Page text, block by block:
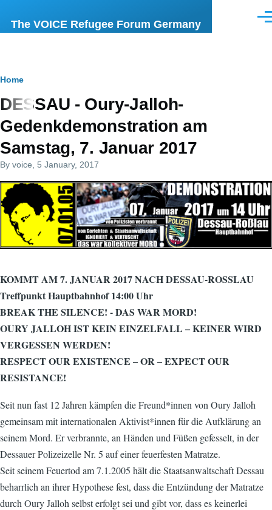
The VOICE Refugee Forum Germany
Breadcrumb
Home
DESSAU - Oury-Jalloh-
Gedenkdemonstration am
Samstag, 7. Januar 2017
By voice , 5 January, 2017
KOMMT AM 7. JANUAR 2017 NACH DESSAU-ROSSLAU
Treffpunkt Hauptbahnhof 14:00 Uhr
BREAK THE SILENCE! - DAS WAR MORD!
OURY JALLOH IST KEIN EINZELFALL – KEINER WIRD
VERGESSEN WERDEN!
RESPECT OUR EXISTENCE – OR – EXPECT OUR
RESISTANCE!
Seit nun fast 12 Jahren kämpfen die Freund*innen von Oury Jalloh
gemeinsam mit internationalen Aktivist*innen für die Aufklärung an
seinem Mord. Er verbrannte, an Händen und Füßen gefesselt, in der
Dessauer Polizeizelle Nr. 5 auf einer feuerfesten Matratze.
Seit seinem Feuertod am 7.1.2005 hält die Staatsanwaltschaft Dessau
beharrlich an ihrer Hypothese fest, dass die Entzündung der Matratze
durch Oury Jalloh selbst erfolgt sei und gibt vor, dass es keinerlei